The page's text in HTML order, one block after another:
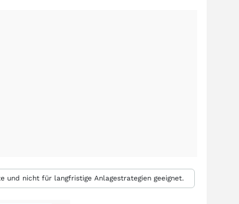
nicht für langfristige Anlagestrategien geeignet.